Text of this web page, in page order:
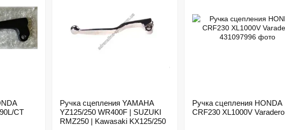
CT
Ручка сцепления YAMAHA
YZ125/250 WR400F | SUZUKI
RMZ250 | Kawasaki KX125/250
Ручка сцепления HONDA
CRF230 XL1000V Varadero